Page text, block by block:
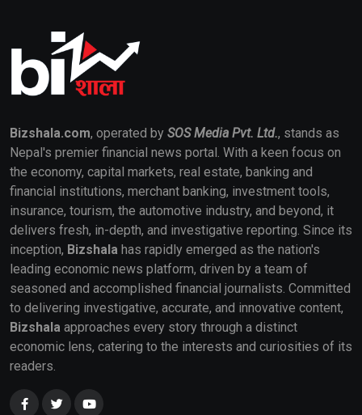
Bizshala.com, operated by SOS Media Pvt. Ltd., stands as
Nepal's premier financial news portal. With a keen focus on
the economy, capital markets, real estate, banking and
financial institutions, merchant banking, investment tools,
insurance, tourism, the automotive industry, and beyond, it
delivers fresh, in-depth, and investigative reporting. Since its
inception, Bizshala has rapidly emerged as the nation's
leading economic news platform, driven by a team of
seasoned and accomplished financial journalists. Committed
to delivering investigative, accurate, and innovative content,
Bizshala approaches every story through a distinct
economic lens, catering to the interests and curiosities of its
readers.